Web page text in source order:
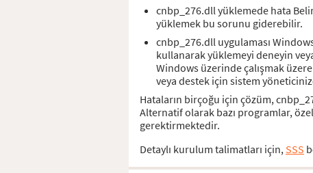
cnbp_276.dll yüklemede hata
yüklemek bu sorunu giderebilir.
cnbp_276.dll uygulaması
kullanarak yüklemeyi deneyin
Windows üzerinde çalışmak
veya destek için sistem
Hataların birçoğu için çözüm,
Alternatif olarak bazı programlar,
gerektirmektedir.
Detaylı kurulum talimatları için, SSS